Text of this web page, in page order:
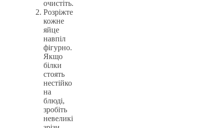
очистіть.
Розріжте
кожне
яйце
навпіл
фігурно.
Якщо
білки
стоять
нестійко
на
блюді,
зробіть
невеликі